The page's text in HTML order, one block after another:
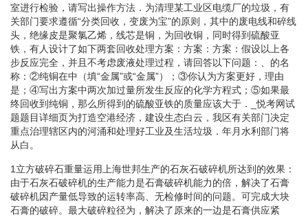
室进行检验，请写出操作方法．为清理某工业区电缆厂的垃圾，有
关部门要求遵循“分类回收，变废为宝”的原则，其中的废电线和碎线
头，绝缘皮是聚氯乙烯，线芯是铜，为回收铜，同时得到硫酸亚
铁，有人设计了如下两套回收处理方案：方案：方案：假设以上各
步反应完全，并且不考虑废液处理过程，请回答以下问题：、的名
称：②纯铜在中（填“金属”或“金属”）；③你认为方案更好，理由
是；④写出方案中两次加过量所发生反应的化学方程式；⑤如果最
终回收到纯铜，那么所得到的硫酸亚铁的质量应该大于．_悦考网试
题题目详细页为打造空港经济，建设生态白云，我区有关部门决定
重点治理辖区内的河涌和处理好工业及生活垃圾．年月水利部门将
从白。
1立方破碎石重量运用上海世邦生产的石灰石破碎机所达到的效果：
由于石灰石破碎机的生产能力是石膏破碎机能力的倍，解决了石膏
破碎机因产量低导致的运转率高、无检修时间的问题。可完成大块
石膏的破碎。最大破碎粒径为，解决了原来的一边是石膏供应紧